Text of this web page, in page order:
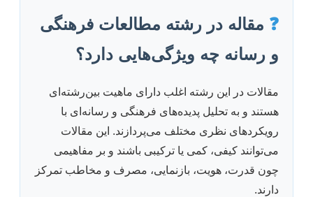
❓ مقاله در رشته مطالعات فرهنگی
و رسانه چه ویژگی‌هایی دارد؟
مقالات در این رشته اغلب دارای ماهیت بین‌رشته‌ای
هستند و به تحلیل پدیده‌های فرهنگی و رسانه‌ای با
رویکردهای نظری مختلف می‌پردازند. این مقالات
می‌توانند کیفی، کمی یا ترکیبی باشند و بر مفاهیمی
چون قدرت، هویت، بازنمایی، مصرف و مخاطب تمرکز
دارند.